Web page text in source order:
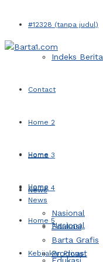
#12328 (tanpa judul)
Indeks Berita
Contact
Home 2
Home 3
Home 4
Home 5
Kebijakan Privasi
Home
News
Nasional
Home
News
Nasional
Edukasi
Barta Grafis
Prodcast